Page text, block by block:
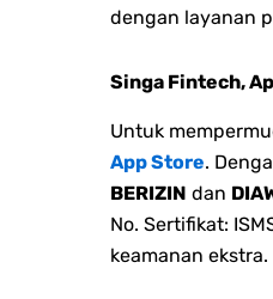
dengan layanan
Singa Fintech,
Untuk
App Store.
BERIZIN dan
No. Sertifikat:
keamanan ekstra.